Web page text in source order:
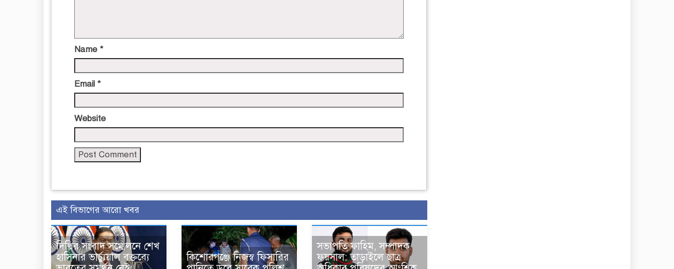
Name *
Email *
Website
এই বিভাগের আরো খবর
দিল্লির সংবাদ সম্মেলনে শেখ
হাসিনার ভার্চ্যুয়াল বক্তব্যে
কিশোরগঞ্জে নিজস্ব ফিসারির
সভাপতি ফাহিম, সম্পাদক
ফয়সাল: তাড়াইলে ছাত্র